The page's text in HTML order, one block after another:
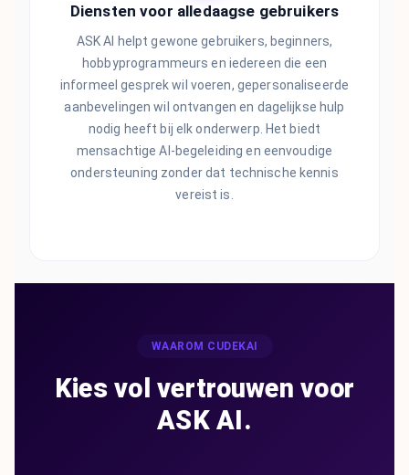
Diensten voor alledaagse gebruikers
ASK AI helpt gewone gebruikers, beginners,
hobbyprogrammeurs en iedereen die een
informeel gesprek wil voeren, gepersonaliseerde
aanbevelingen wil ontvangen en dagelijkse hulp
nodig heeft bij elk onderwerp. Het biedt
mensachtige AI-begeleiding en eenvoudige
ondersteuning zonder dat technische kennis
vereist is.
WAAROM CUDEKAI
Kies vol vertrouwen voor
ASK AI.